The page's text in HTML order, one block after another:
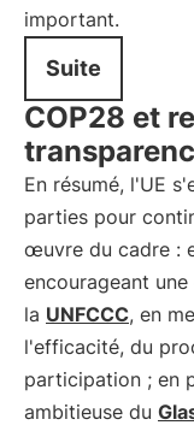
important.
Suite
COP28 et
En résumé, l'UE
parties pour
œuvre du cadre :
encourageant
la UNFCCC, en
l'efficacité, du
participation ; en
ambitieuse du